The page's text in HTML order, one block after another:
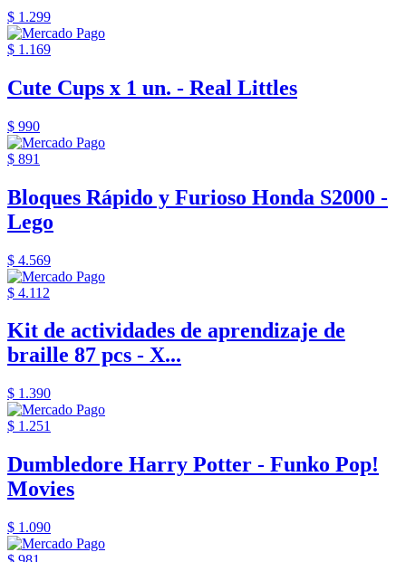
$ 1.299
$ 1.169
Cute Cups x 1 un. - Real Littles
$ 990
$ 891
Bloques Rápido y Furioso Honda S2000 -
Lego
$ 4.569
$ 4.112
Kit de actividades de aprendizaje de
braille 87 pcs - X...
$ 1.390
$ 1.251
Dumbledore Harry Potter - Funko Pop!
Movies
$ 1.090